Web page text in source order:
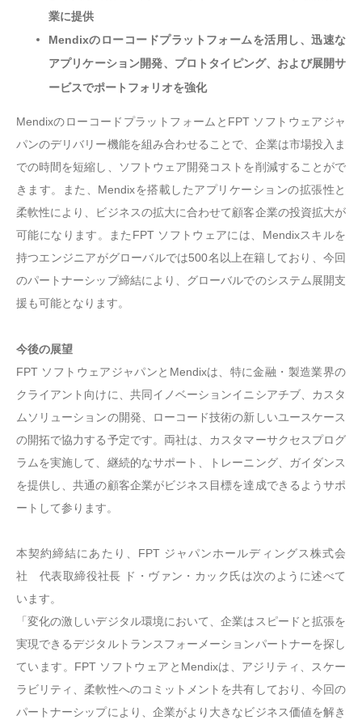
業に提供
Mendixのローコードプラットフォームを活用し、迅速な
アプリケーション開発、プロトタイピング、および展開サ
ービスでポートフォリオを強化
MendixのローコードプラットフォームとFPT ソフトウェアジャ
パンのデリバリー機能を組み合わせることで、企業は市場投入ま
での時間を短縮し、ソフトウェア開発コストを削減することがで
きます。また、Mendixを搭載したアプリケーションの拡張性と
柔軟性により、ビジネスの拡大に合わせて顧客企業の投資拡大が
可能になります。またFPT ソフトウェアには、Mendixスキルを
持つエンジニアがグローバルでは500名以上在籍しており、今回
のパートナーシップ締結により、グローバルでのシステム展開支
援も可能となります。
今後の展望
FPT ソフトウェアジャパンとMendixは、特に金融・製造業界の
クライアント向けに、共同イノベーションイニシアチブ、カスタ
ムソリューションの開発、ローコード技術の新しいユースケース
の開拓で協力する予定です。両社は、カスタマーサクセスプログ
ラムを実施して、継続的なサポート、トレーニング、ガイダンス
を提供し、共通の顧客企業がビジネス目標を達成できるようサポ
ートして参ります。
本契約締結にあたり、FPT ジャパンホールディングス株式会
社 代表取締役社長 ド・ヴァン・カック氏は次のように述べて
います。
「変化の激しいデジタル環境において、企業はスピードと拡張を
実現できるデジタルトランスフォーメーションパートナーを探し
ています。FPT ソフトウェアとMendixは、アジリティ、スケー
ラビリティ、柔軟性へのコミットメントを共有しており、今回の
パートナーシップにより、企業がより大きなビジネス価値を解き